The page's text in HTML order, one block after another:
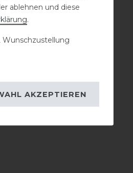
ablehnen und diese
.
Wunschzustellung
AKZEPTIEREN